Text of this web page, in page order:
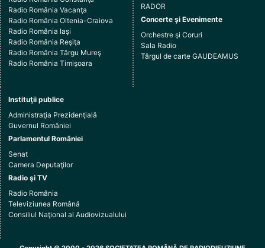
Radio România Vacanţa
Radio România Oltenia-Craiova
Radio România Iaşi
Radio România Reşiţa
Radio România Târgu Mureş
Radio România Timişoara
RADOR
Concerte şi Evenimente
Orchestre şi Coruri
Sala Radio
Târgul de carte GAUDEAMUS
Instituţii publice
Administraţia Prezidenţială
Guvernul României
Parlamentul României
Senat
Camera Deputaţilor
Radio şi TV
Radio România
Televiziunea Română
Consiliul Naţional al Audiovizualului